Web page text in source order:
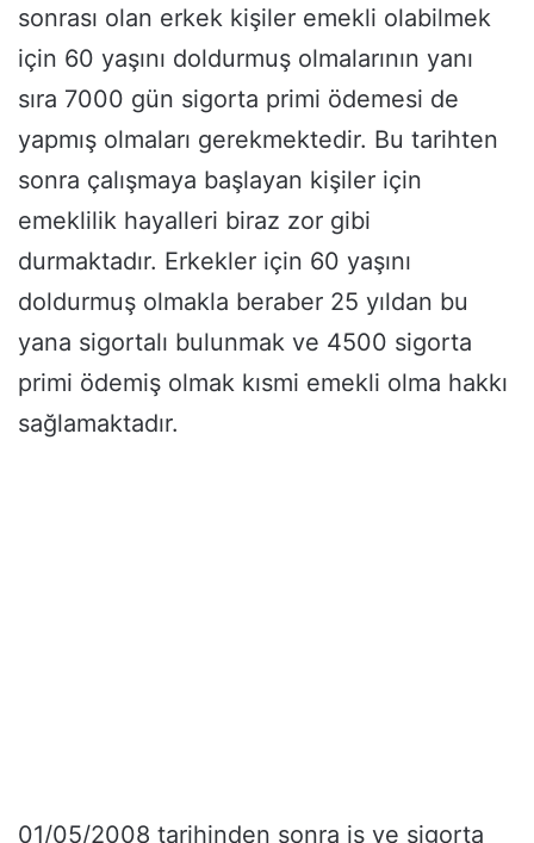
sonrası olan erkek kişiler emekli olabilmek
için 60 yaşını doldurmuş olmalarının yanı
sıra 7000 gün sigorta primi ödemesi de
yapmış olmaları gerekmektedir. Bu tarihten
sonra çalışmaya başlayan kişiler için
emeklilik hayalleri biraz zor gibi
durmaktadır. Erkekler için 60 yaşını
doldurmuş olmakla beraber 25 yıldan bu
yana sigortalı bulunmak ve 4500 sigorta
primi ödemiş olmak kısmi emekli olma hakkı
sağlamaktadır.
01/05/2008 tarihinden sonra iş ve sigorta